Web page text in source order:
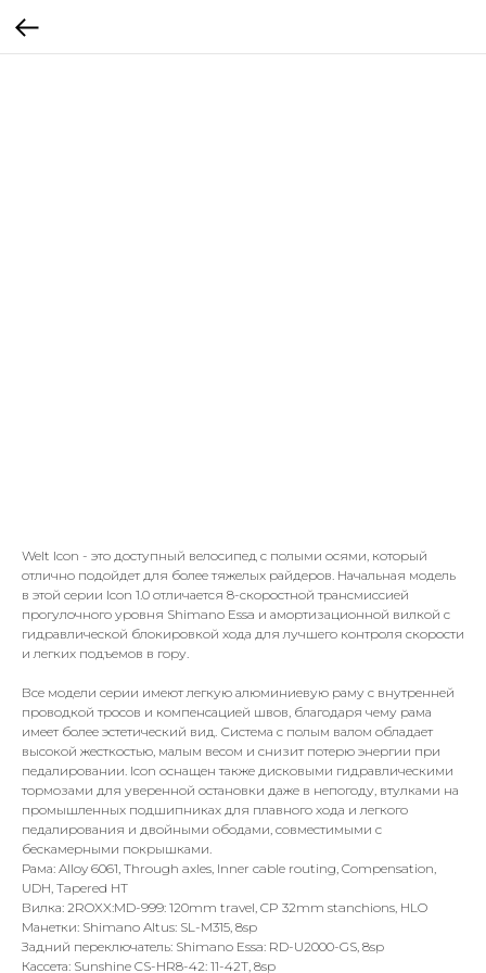
Welt Icon - это доступный велосипед с полыми осями, который
отлично подойдет для более тяжелых райдеров. Начальная модель
в этой серии Icon 1.0 отличается 8-скоростной трансмиссией
прогулочного уровня Shimano Essa и амортизационной вилкой с
гидравлической блокировкой хода для лучшего контроля скорости
и легких подъемов в гору.
Все модели серии имеют легкую алюминиевую раму с внутренней
проводкой тросов и компенсацией швов, благодаря чему рама
имеет более эстетический вид. Система с полым валом обладает
высокой жесткостью, малым весом и снизит потерю энергии при
педалировании. Icon оснащен также дисковыми гидравлическими
тормозами для уверенной остановки даже в непогоду, втулками на
промышленных подшипниках для плавного хода и легкого
педалирования и двойными ободами, совместимыми с
бескамерными покрышками.
Рама: Alloy 6061, Through axles, Inner cable routing, Compensation,
UDH, Tapered HT
Вилка: 2ROXX:MD-999: 120mm travel, CP 32mm stanchions, HLO
Манетки: Shimano Altus: SL-M315, 8sp
Задний переключатель: Shimano Essa: RD-U2000-GS, 8sp
Кассета: Sunshine CS-HR8-42: 11-42T, 8sp